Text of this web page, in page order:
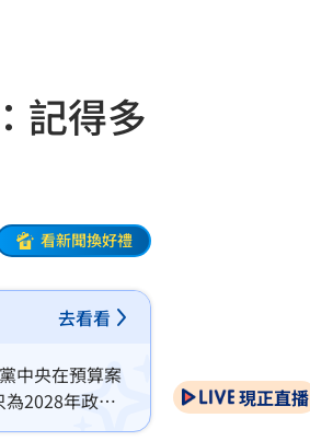
記得多
看新聞換好禮
去看看
中央在預算案
2028年政治
路線之爭，引
現正直播